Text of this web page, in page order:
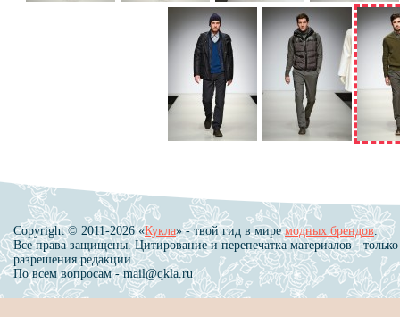
Copyright © 2011-2026 «Кукла» - твой гид в миремодных брендов.
Все права защищены. Цитирование и перепечатка материалов - только
разрешения редакции.
По всем вопросам - mail@qkla.ru